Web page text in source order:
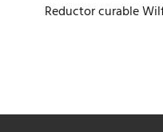
Reductor curable